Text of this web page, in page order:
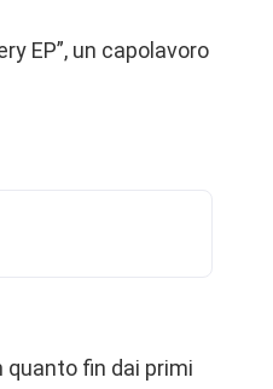
EP”, un capolavoro
quanto fin dai primi